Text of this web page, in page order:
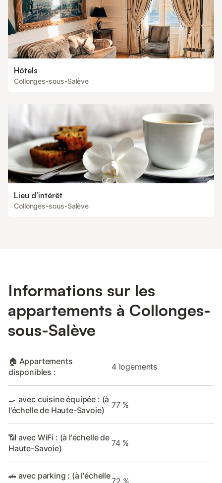
Hôtels
Collonges-sous-Salève
Lieu d’intérêt
Collonges-sous-Salève
Informations sur les
appartements à Collonges-
sous-Salève
🏠 Appartements
disponibles :
4 logements
🍳 avec cuisine équipée : (à
l'échelle de Haute-Savoie)
77 %
📶 avec WiFi : (à l'échelle de
Haute-Savoie)
74 %
🚗 avec parking : (à l'échelle
72 %